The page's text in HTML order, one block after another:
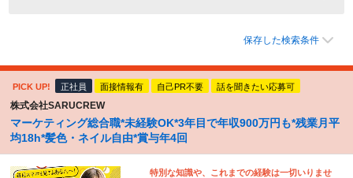
保存した検索条件
PICK UP! 正社員 面接情報有 自己PR不要 話を聞きたい応募可
株式会社SARUCREW
マーケティング総合職*未経験OK*3年目で年収900万円も*残業月平
均18h*髪色・ネイル自由*賞与年4回
特別な知識や、これまでの経験は一切いりませ